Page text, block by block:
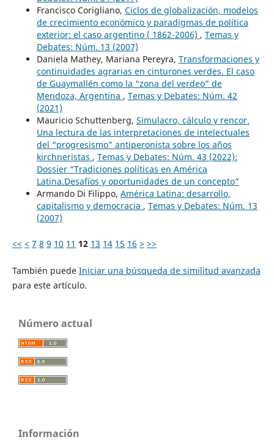
Francisco Corigliano, Ciclos de globalización, modelos
de crecimiento económico y paradigmas de política
exterior: el caso argentino ( 1862-2006) , Temas y
Debates: Núm. 13 (2007)
Daniela Mathey, Mariana Pereyra, Transformaciones y
continuidades agrarias en cinturones verdes. El caso
de Guaymallén como la “zona del verdeo” de
Mendoza, Argentina , Temas y Debates: Núm. 42
(2021)
Mauricio Schuttenberg, Simulacro, cálculo y rencor.
Una lectura de las interpretaciones de intelectuales
del “progresismo” antiperonista sobre los años
kirchneristas , Temas y Debates: Núm. 43 (2022):
Dossier “Tradiciones políticas en América
Latina.Desafíos y oportunidades de un concepto”
Armando Di Filippo, América Latina: desarrollo,
capitalismo y democracia , Temas y Debates: Núm. 13
(2007)
<< < 7 8 9 10 11 12 13 14 15 16 > >>
También puede Iniciar una búsqueda de similitud avanzada
para este artículo.
Número actual
Información